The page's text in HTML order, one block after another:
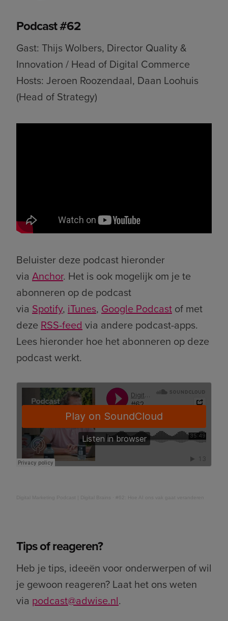
Podcast #62
Gast: Thijs Wolbers, Director Quality &
Innovation / Head of Digital Commerce
Hosts: Jeroen Roozendaal, Daan Loohuis
(Head of Strategy)
Beluister deze podcast hieronder
via Anchor. Het is ook mogelijk om je te
abonneren op de podcast
via Spotify, iTunes, Google Podcast of met
deze RSS-feed via andere podcast-apps.
Lees hieronder hoe het abonneren op deze
podcast werkt.
Digital Marketing Podcast | Digital Brains #62: Hoe AI ons vak gaat veranderen
Tips of reageren?
Heb je tips, ideeën voor onderwerpen of wil
je gewoon reageren? Laat het ons weten
via podcast@adwise.nl.